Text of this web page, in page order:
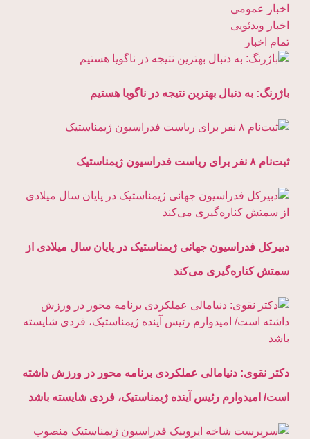
اخبار عمومی
اخبار ویدئویی
تمام اخبار
باژرنگ: به دنبال بهترین نتیجه در ناگویا هستیم
ثبت‌نام ۸ نفر برای ریاست فدراسیون ژیمناستیک
دبیرکل فدراسیون جهانی ژیمناستیک در پایان سال میلادی از
سمتش کناره‌گیری می‌کند
دکتر نقوی: دنیامالی عملکردی برنامه محور در ورزش داشته
است/ امیدوارم رئیس آینده ژیمناستیک، فردی شایسته باشد